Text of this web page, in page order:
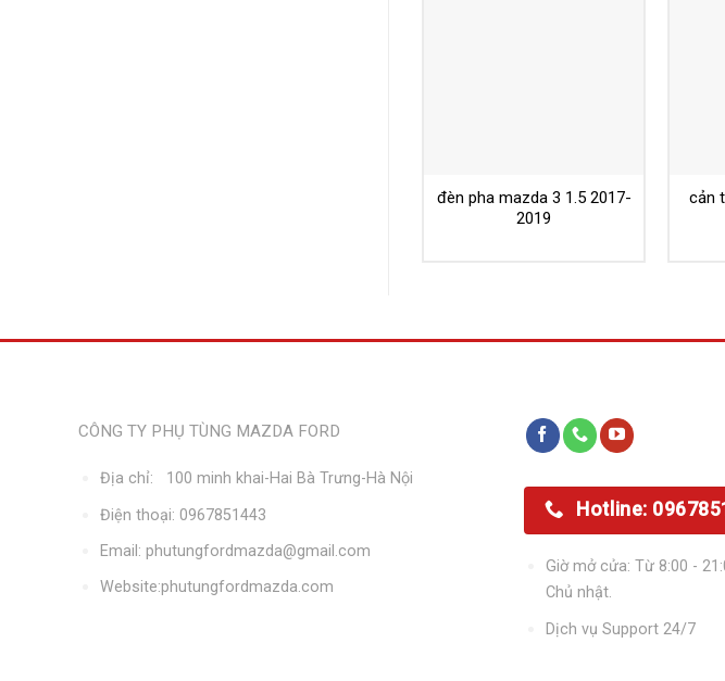
đèn pha mazda 3 1.5 2017-
2019
cản
CÔNG TY PHỤ TÙNG MAZDA FORD
Địa chỉ: 100 minh khai-Hai Bà Trưng-Hà Nội
Điện thoại: 0967851443
Email: phutungfordmazda@gmail.com
Website:phutungfordmazda.com
Hotline:
Giờ mở cửa: Từ 8:00 -
Chủ nhật.
Dịch vụ Support 24/7